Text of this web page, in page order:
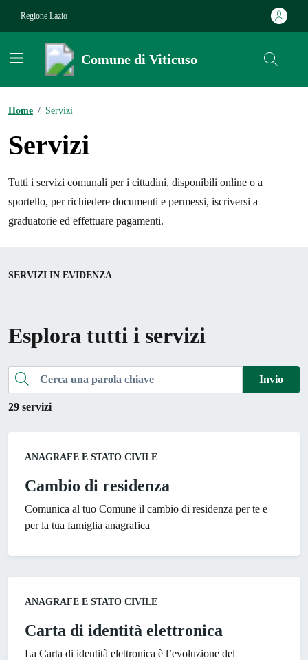
Regione Lazio
Comune di Viticuso
Home / Servizi
Servizi
Tutti i servizi comunali per i cittadini, disponibili online o a
sportello, per richiedere documenti e permessi, iscriversi a
graduatorie ed effettuare pagamenti.
Esplora tutti i servizi
Cerca una parola chiave Invio
29 servizi
Categoria:
ANAGRAFE E STATO CIVILE
Cambio di residenza
Comunica al tuo Comune il cambio di residenza per te e
per la tua famiglia anagrafica
Categoria:
ANAGRAFE E STATO CIVILE
Carta di identità elettronica
La Carta di identità elettronica è l’evoluzione del
SERVIZI IN EVIDENZA